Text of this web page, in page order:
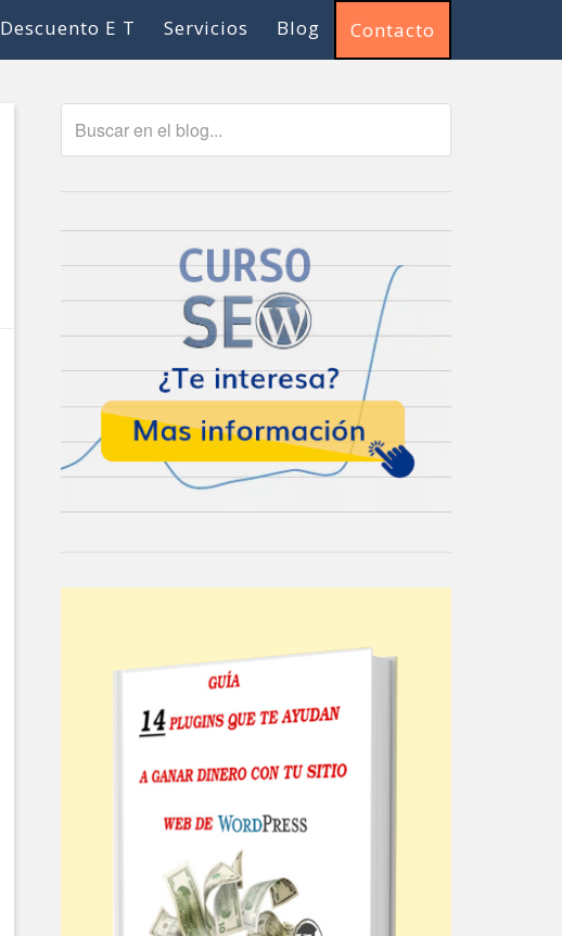
Contacto
Blog
Servicios
Descuento E T